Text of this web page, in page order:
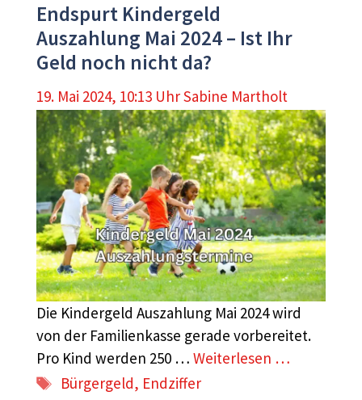
Endspurt Kindergeld
Auszahlung Mai 2024 – Ist Ihr
Geld noch nicht da?
19. Mai 2024, 10:13 UhrSabine Martholt
Die Kindergeld Auszahlung Mai 2024 wird
von der Familienkasse gerade vorbereitet.
Pro Kind werden 250 … Weiterlesen …
Schlagwörter
Bürgergeld, Endziffer